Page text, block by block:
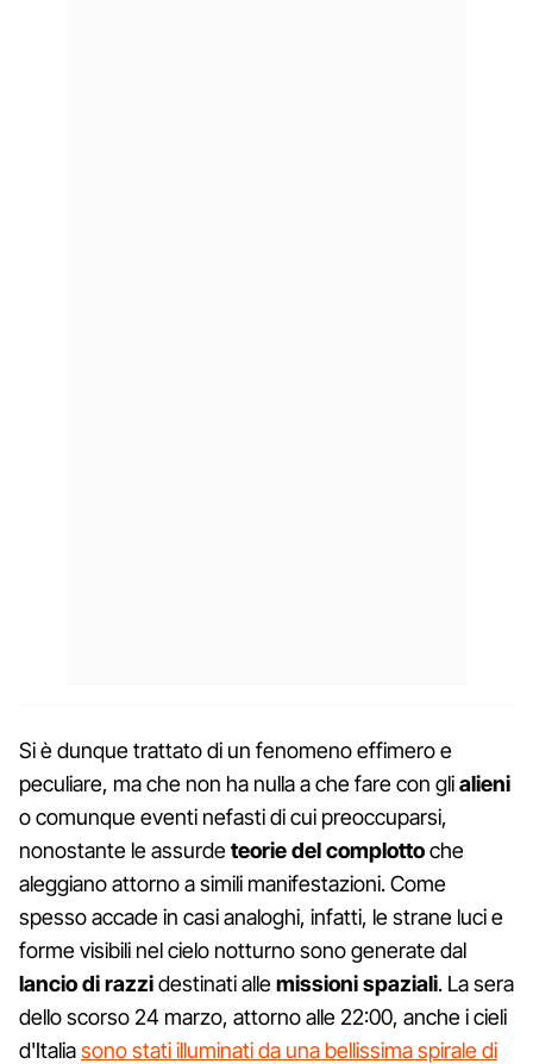
Si è dunque trattato di un fenomeno effimero e
peculiare, ma che non ha nulla a che fare con glialieni
o comunque eventi nefasti di cui preoccuparsi,
nonostante le assurdeteorie del complottoche
aleggiano attorno a simili manifestazioni. Come
spesso accade in casi analoghi, infatti, le strane luci e
forme visibili nel cielo notturno sono generate dal
lancio di razzidestinati allemissioni spaziali. La sera
dello scorso 24 marzo, attorno alle 22:00, anche i cieli
d'Italiasono stati illuminati da una bellissima spirale di